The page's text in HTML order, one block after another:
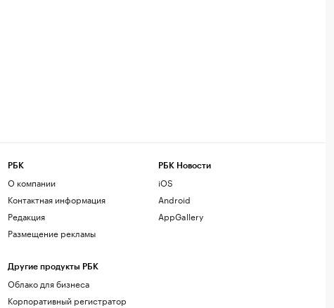
РБК
О компании
Контактная информация
Редакция
Размещение рекламы
Другие продукты РБК
Облако для бизнеса
Корпоративный регистратор
РБК Новости
iOS
Android
AppGallery